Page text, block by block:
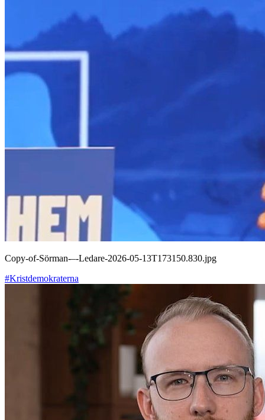
Copy-of-Sörman-–-Ledare-2026-05-13T173150.830.jpg
#Kristdemokraterna